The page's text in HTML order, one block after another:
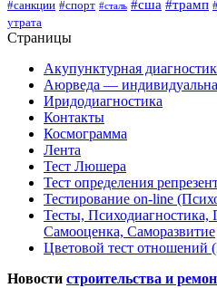
#санкции #спорт #сталь #сша #трамп
утрата
Страницы
Акупунктурная
Аюрведа —
Иридодиагностика
Контакты
Космограмма
Лента
Тест Люшера
Тест определения
Тестирование on-line
Тесты, Психодиагностика,
Самооценка, Саморазвитие
Цветовой тест
Новости строительства и